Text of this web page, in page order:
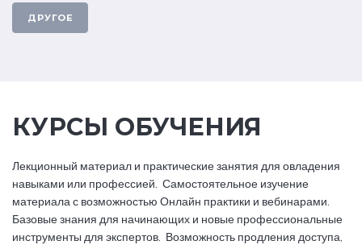
ДРУГОЕ
КУРСЫ ОБУЧЕНИЯ
Лекционный материал и практические занятия для овладения
навыками или профессией. Самостоятельное изучение
материала с возможностью Онлайн практики и вебинарами.
Базовые знания для начинающих и новые профессиональные
инструменты для экспертов. Возможность продления доступа,